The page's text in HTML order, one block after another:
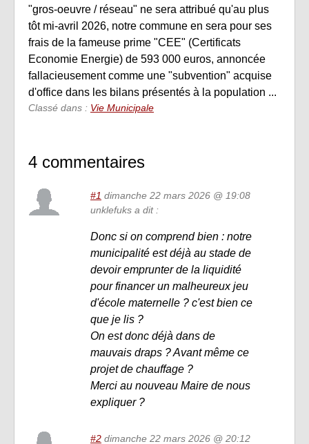
"gros-oeuvre / réseau" ne sera attribué qu'au plus
tôt mi-avril 2026, notre commune en sera pour ses
frais de la fameuse prime "CEE" (Certificats
Economie Energie) de 593 000 euros, annoncée
fallacieusement comme une "subvention" acquise
d'office dans les bilans présentés à la population ...
Classé dans : Vie Municipale
4 commentaires
#1 dimanche 22 mars 2026 @ 19:08
unklefuks a dit :
Donc si on comprend bien : notre
municipalité est déjà au stade de
devoir emprunter de la liquidité
pour financer un malheureux jeu
d'école maternelle ? c'est bien ce
que je lis ?
On est donc déjà dans de
mauvais draps ? Avant même ce
projet de chauffage ?
Merci au nouveau Maire de nous
expliquer ?
#2 dimanche 22 mars 2026 @ 20:12